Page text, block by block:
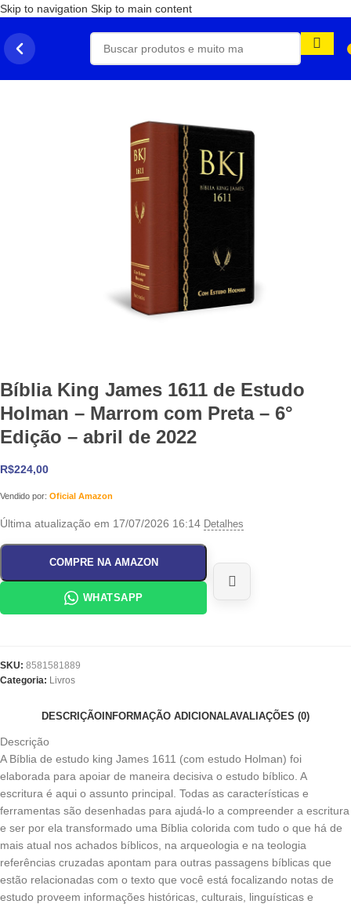
Skip to navigation Skip to main content
Bíblia King James 1611 de Estudo
Holman – Marrom com Preta – 6°
Edição – abril de 2022
R$224,00
Vendido por: Oficial Amazon
Última atualização em 17/07/2026 16:14 Detalhes
COMPRE NA AMAZON
WHATSAPP
SKU: 8581581889
Categoria: Livros
DESCRIÇÃO INFORMAÇÃO ADICIONALAVALIAÇÕES (0)
Descrição
A Bíblia de estudo king James 1611 (com estudo Holman) foi
elaborada para apoiar de maneira decisiva o estudo bíblico. A
escritura é aqui o assunto principal. Todas as características e
ferramentas são desenhadas para ajudá-lo a compreender a escritura
e ser por ela transformado uma Bíblia colorida com tudo o que há de
mais atual nos achados bíblicos, na arqueologia e na teologia
referências cruzadas apontam para outras passagens bíblicas que
estão relacionadas com o texto que você está focalizando notas de
estudo proveem informações históricas, culturais, linguísticas e